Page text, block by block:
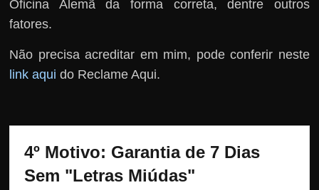
Oficina Alemã da forma correta, dentre outros
fatores.
Não precisa acreditar em mim, pode conferir neste
link aqui do Reclame Aqui.
4º Motivo: Garantia de 7 Dias
Sem "Letras Miúdas"